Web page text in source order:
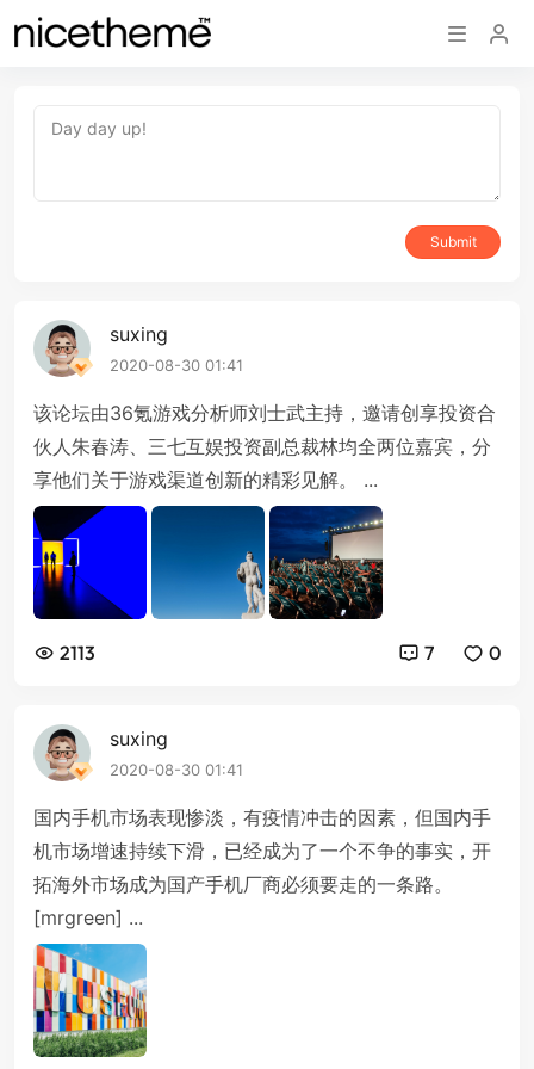
Submit
suxing
2020-08-30 01:41
该论坛由36氪游戏分析师刘士武主持，邀请创享投资合
伙人朱春涛、三七互娱投资副总裁林均全两位嘉宾，分
享他们关于游戏渠道创新的精彩见解。 ...
2113 7 0
suxing
2020-08-30 01:41
国内手机市场表现惨淡，有疫情冲击的因素，但国内手
机市场增速持续下滑，已经成为了一个不争的事实，开
拓海外市场成为国产手机厂商必须要走的一条路。
[mrgreen] ...